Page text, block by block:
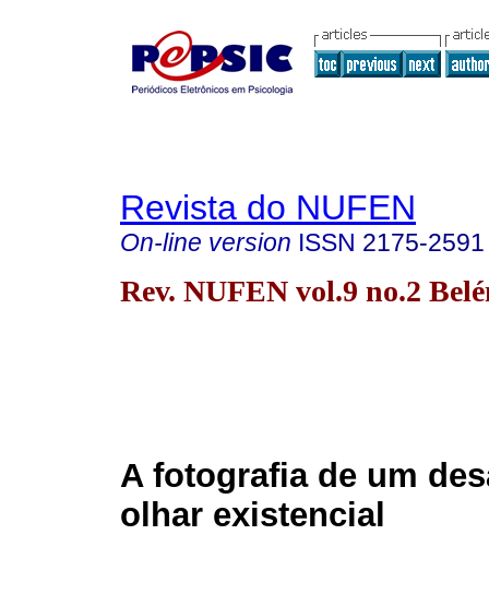
Revista do NUFEN
On-line version ISSN 2175-2591
Rev. NUFEN vol.9 no.2
A fotografia de um
olhar existencial